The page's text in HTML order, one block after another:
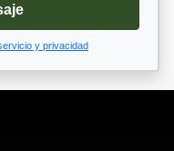
y privacidad